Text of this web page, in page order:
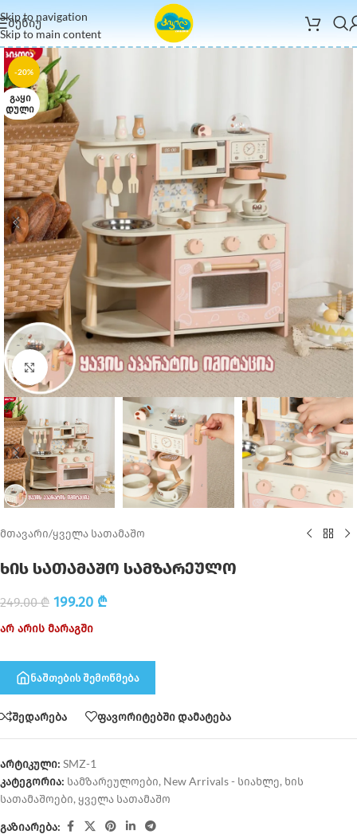
Skip to navigation
Skip to main content
ᲛᲔᲜᲘᲣ
-20%
ᲒᲐᲧᲘ
ᲓᲣᲚᲘ
Click to enlarge
მთავარი/ყველა სათამაშო
ხის სათამაშო სამზარეულო
249.00₾ 199.20 ₾
არ არის მარაგში
ნაშთების შემოწმება
შედარება ფავორიტებში დამატება
არტიკული: SMZ-1
კატეგორია: სამზარეულოები, New Arrivals - სიახლე, ხის
სათამაშოები, ყველა სათამაშო
გაზიარება: